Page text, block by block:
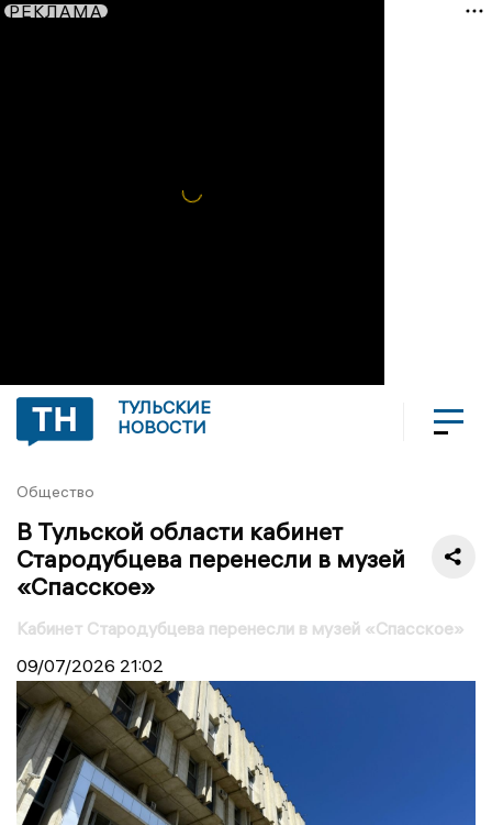
РЕКЛАМА
ТУЛЬСКИЕ
НОВОСТИ
Общество
В Тульской области кабинет
Стародубцева перенесли в музей
«Спасское»
Кабинет Стародубцева перенесли в музей «Спасское»
09/07/2026 21:02